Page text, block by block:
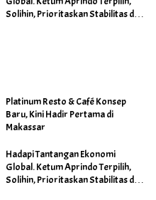
Solihin, Prioritaskan Stabilitas dan
Platinum Resto & Café Konsep
Baru, Kini Hadir Pertama di
Makassar
Hadapi Tantangan Ekonomi
Global. Ketum Aprindo Terpilih,
Solihin, Prioritaskan Stabilitas dan